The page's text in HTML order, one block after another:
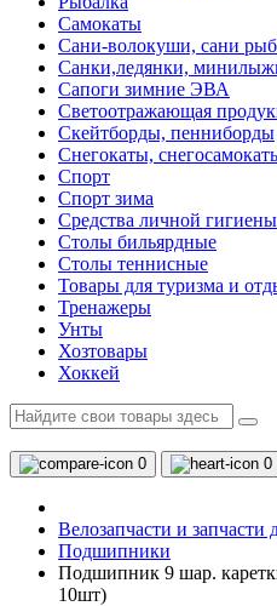
Самокаты
Сани-волокуши, сани
Санки,ледянки,
Сапоги зимние ЭВА
Светоотражающая
Скейтборды, пенниборды
Снегокаты,
Спорт
Спорт зима
Средства личной
Столы бильярдные
Столы теннисные
Товары для туризма и
Тренажеры
Унты
Хозтовары
Хоккей
0 0
Велозапчасти и запчасти
Подшипники
Подшипник 9 шар.
10шт)